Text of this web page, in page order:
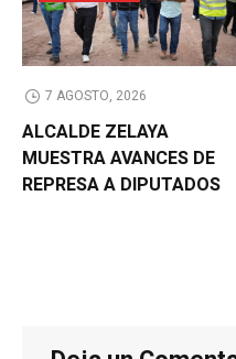
7 AGOSTO, 2026
ALCALDE ZELAYA
MUESTRA AVANCES DE
REPRESA A DIPUTADOS